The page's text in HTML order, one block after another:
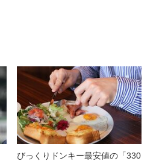
びっくりドンキー最安値の「330